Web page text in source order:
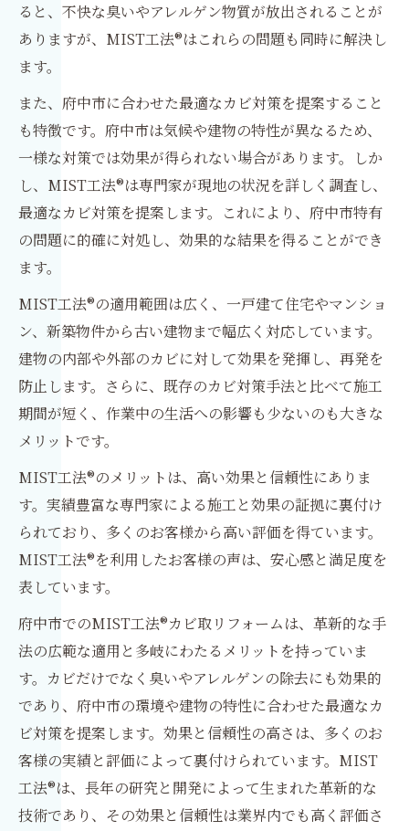
ると、不快な臭いやアレルゲン物質が放出されることが
ありますが、MIST工法®はこれらの問題も同時に解決し
ます。
また、府中市に合わせた最適なカビ対策を提案すること
も特徴です。府中市は気候や建物の特性が異なるため、
一様な対策では効果が得られない場合があります。しか
し、MIST工法®は専門家が現地の状況を詳しく調査し、
最適なカビ対策を提案します。これにより、府中市特有
の問題に的確に対処し、効果的な結果を得ることができ
ます。
MIST工法®の適用範囲は広く、一戸建て住宅やマンショ
ン、新築物件から古い建物まで幅広く対応しています。
建物の内部や外部のカビに対して効果を発揮し、再発を
防止します。さらに、既存のカビ対策手法と比べて施工
期間が短く、作業中の生活への影響も少ないのも大きな
メリットです。
MIST工法®のメリットは、高い効果と信頼性にありま
す。実績豊富な専門家による施工と効果の証拠に裏付け
られており、多くのお客様から高い評価を得ています。
MIST工法®を利用したお客様の声は、安心感と満足度を
表しています。
府中市でのMIST工法®カビ取リフォームは、革新的な手
法の広範な適用と多岐にわたるメリットを持っていま
す。カビだけでなく臭いやアレルゲンの除去にも効果的
であり、府中市の環境や建物の特性に合わせた最適なカ
ビ対策を提案します。効果と信頼性の高さは、多くのお
客様の実績と評価によって裏付けられています。MIST
工法®は、長年の研究と開発によって生まれた革新的な
技術であり、その効果と信頼性は業界内でも高く評価さ